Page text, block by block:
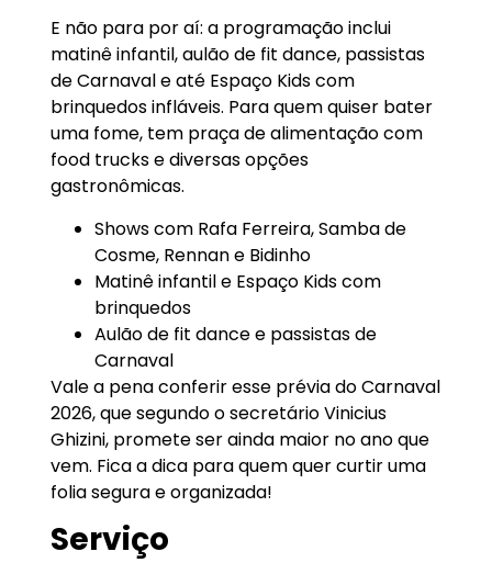
E não para por aí: a programação inclui
matinê infantil, aulão de fit dance, passistas
de Carnaval e até Espaço Kids com
brinquedos infláveis. Para quem quiser bater
uma fome, tem praça de alimentação com
food trucks e diversas opções
gastronômicas.
Shows com Rafa Ferreira, Samba de
Cosme, Rennan e Bidinho
Matinê infantil e Espaço Kids com
brinquedos
Aulão de fit dance e passistas de
Carnaval
Vale a pena conferir esse prévia do Carnaval
2026, que segundo o secretário Vinicius
Ghizini, promete ser ainda maior no ano que
vem. Fica a dica para quem quer curtir uma
folia segura e organizada!
Serviço